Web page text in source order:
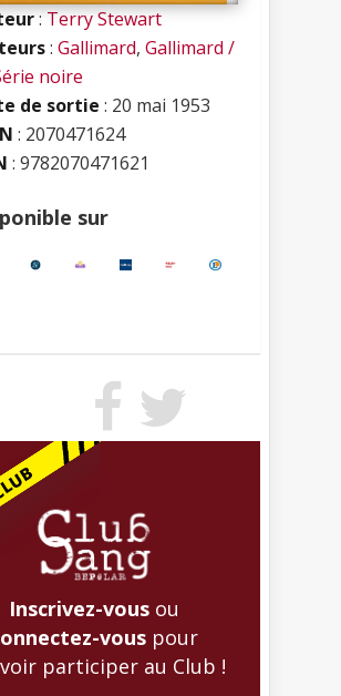
:Terry Stewart
: Gallimard, Gallimard /
noire
de sortie : 20 mai 1953
: 2070471624
: 9782070471621
sur
Inscrivez-vous ou
vous pour
participer au Club !